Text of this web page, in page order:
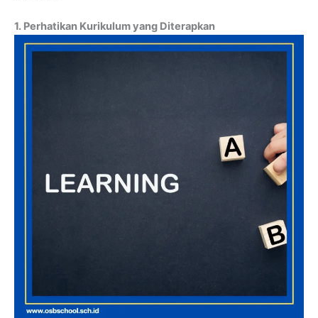
1. Perhatikan Kurikulum yang Diterapkan